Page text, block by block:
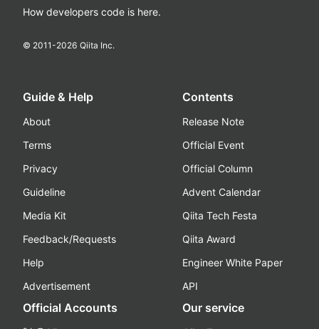
How developers code is here.
© 2011-2026 Qiita Inc.
Guide & Help
About
Terms
Privacy
Guideline
Media Kit
Feedback/Requests
Help
Advertisement
Contents
Release Note
Official Event
Official Column
Advent Calendar
Qiita Tech Festa
Qiita Award
Engineer White Paper
API
Official Accounts Our service